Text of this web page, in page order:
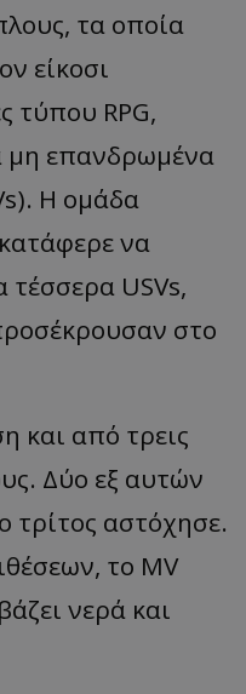
τα οποία
είκοσι
τύπου RPG,
μη επανδρωμένα
Η ομάδα
να
τέσσερα USVs,
στο
και από τρεις
Δύο εξ αυτών
τρίτος αστόχησε.
το MV
νερά και